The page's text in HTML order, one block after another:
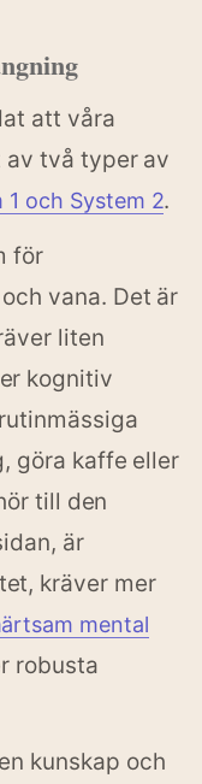
att våra
av två typer av
1 och System 2.
för
vana. Det är
liten
kognitiv
göra kaffe eller
till den
är
kräver mer
mental
robusta
kunskap och